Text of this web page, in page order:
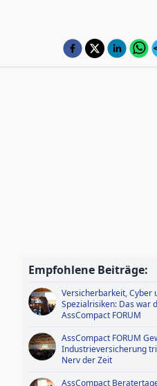
Empfohlene Beiträge:
AssCompact Live TV
Versicherbarkeit, Cyber
Spezialrisiken: Das war
AssCompact FORUM
AssCompact FORUM
Industrieversicherung
Nerv der Zeit
AssCompact